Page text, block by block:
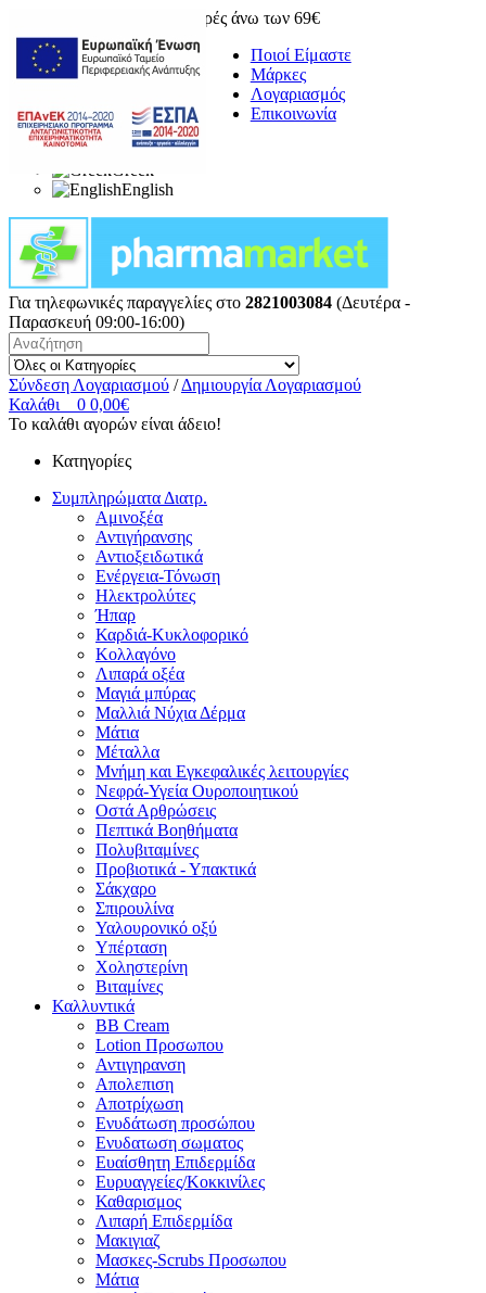
Δωρεάν μεταφορικά για αγορές άνω των 69€
Ποιοί Είμαστε
Μάρκες
Λογαριασμός
Επικοινωνία
Greek
English
Για τηλεφωνικές παραγγελίες στο 2821003084 (Δευτέρα -
Παρασκευή 09:00-16:00)
Σύνδεση Λογαριασμού / Δημιουργία Λογαριασμού
Καλάθι
0 0,00€
Το καλάθι αγορών είναι άδειο!
Κατηγορίες
Συμπληρώματα Διατρ.
Αμινοξέα
Αντιγήρανσης
Αντιοξειδωτικά
Ενέργεια-Τόνωση
Ηλεκτρολύτες
Ήπαρ
Καρδιά-Κυκλοφορικό
Κολλαγόνο
Λιπαρά οξέα
Μαγιά μπύρας
Μαλλιά Νύχια Δέρμα
Μάτια
Μέταλλα
Μνήμη και Εγκεφαλικές λειτουργίες
Νεφρά-Υγεία Ουροποιητικού
Οστά Αρθρώσεις
Πεπτικά Βοηθήματα
Πολυβιταμίνες
Προβιοτικά - Υπακτικά
Σάκχαρο
Σπιρουλίνα
Υαλουρονικό οξύ
Υπέρταση
Χοληστερίνη
Βιταμίνες
Καλλυντικά
BB Cream
Lotion Προσωπου
Αντιγηρανση
Απολεπιση
Αποτρίχωση
Ενυδάτωση προσώπου
Ενυδατωση σωματος
Ευαίσθητη Επιδερμίδα
Ευρυαγγείες/Κοκκινίλες
Καθαρισμος
Λιπαρή Επιδερμίδα
Μακιγιαζ
Μασκες-Scrubs Προσωπου
Μάτια